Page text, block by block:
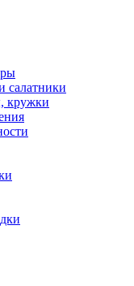
салатники
кружки